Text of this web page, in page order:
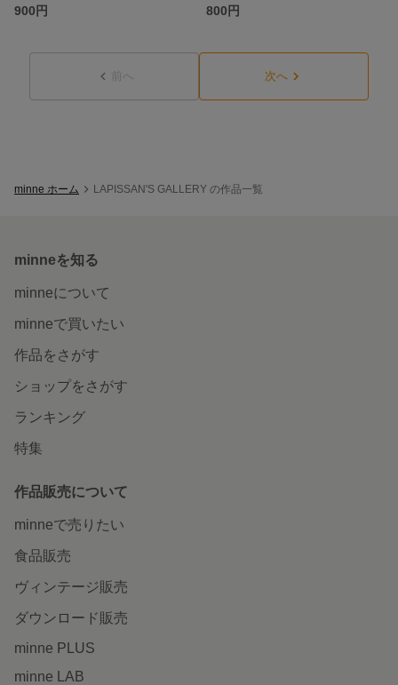
900円
800円
前へ 次へ
minne ホーム LAPISSAN'S GALLERY の作品一覧
minneを知る
minneについて
minneで買いたい
作品をさがす
ショップをさがす
ランキング
特集
作品販売について
minneで売りたい
食品販売
ヴィンテージ販売
ダウンロード販売
minne PLUS
minne LAB